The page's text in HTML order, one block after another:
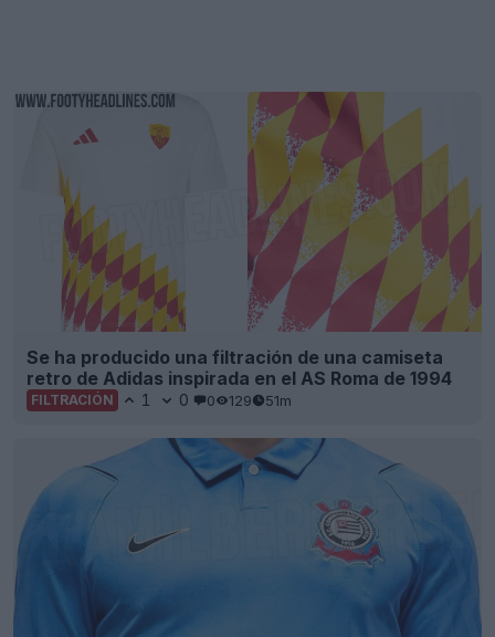
Se ha producido una filtración de una camiseta
retro de Adidas inspirada en el AS Roma de 1994
FILTRACIÓN 1 0 0 129 51m